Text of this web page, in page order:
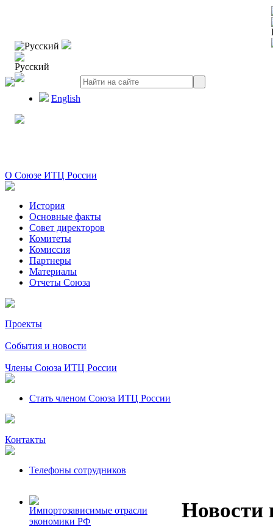
Русский
Русский
English
О Союзе ИТЦ России
История
Основные факты
Совет директоров
Комитеты
Комиссия
Партнеры
Материалы
Отчеты Союза
Проекты
События и новости
Члены Союза ИТЦ России
Стать членом Союза ИТЦ России
Контакты
Телефоны сотрудников
Импортозависимые отрасли
экономики РФ
Новости